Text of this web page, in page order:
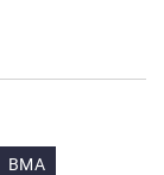
BMA